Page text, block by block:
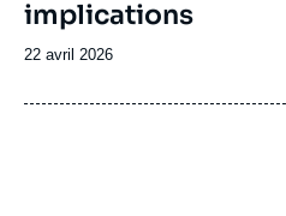
implications
Date
publication
22 avril 2026